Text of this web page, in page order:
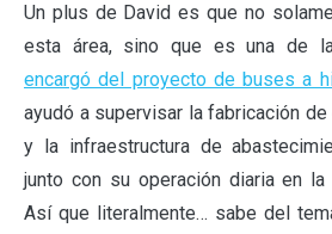
Un plus de David es que no
esta área, sino que es una de
encargó del proyecto de buses a
ayudó a supervisar la fabricación
y la infraestructura de
junto con su operación diaria en la
Así que literalmente… sabe del